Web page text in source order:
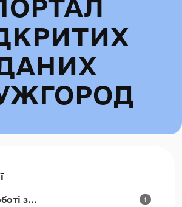
з... 1